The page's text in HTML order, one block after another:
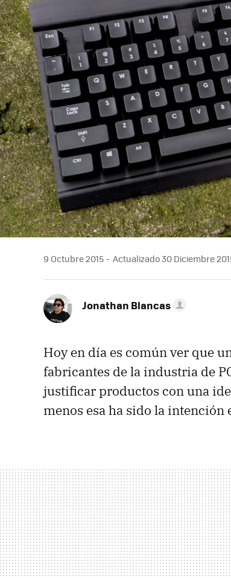
9 Octubre 2015 Actualizado 30 Diciembre
Jonathan Blancas
Hoy en día es común ver que
fabricantes de la industria de
justificar productos con una
menos esa ha sido la intención